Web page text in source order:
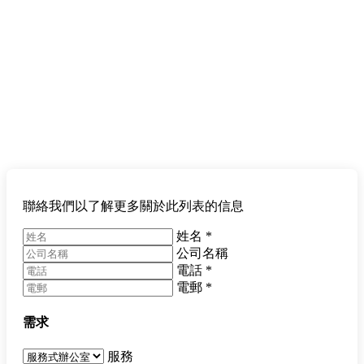
聯絡我們以了解更多關於此列表的信息
姓名 *
公司名稱
電話 *
電郵 *
需求
服務